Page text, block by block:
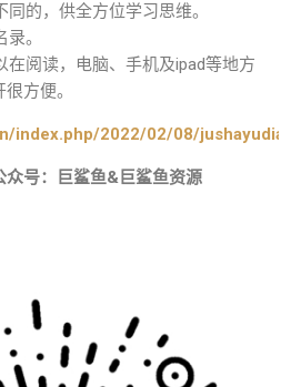
的，供全方位学习思维。
。
在阅读，电脑、手机及ipad等地方
方便。
index.php/2022/02/08/
众号：巨鲨鱼&巨鲨鱼资源